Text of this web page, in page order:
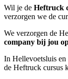
Wil je de Heftruck
verzorgen we de
We verzorgen de
company bij jou
In Hellevoetsluis en
de Heftruck cursus